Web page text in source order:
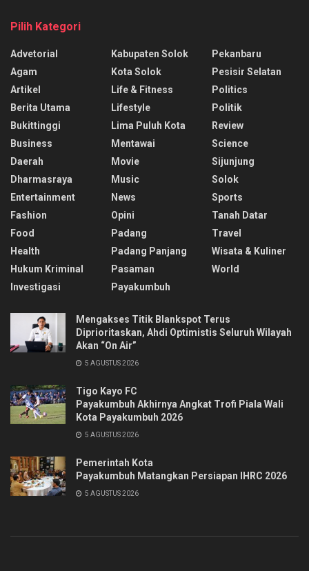
Pilih Kategori
Advetorial
Agam
Artikel
Berita Utama
Bukittinggi
Business
Daerah
Dharmasraya
Entertainment
Fashion
Food
Health
Hukum Kriminal
Investigasi
Kabupaten Solok
Kota Solok
Life & Fitness
Lifestyle
Lima Puluh Kota
Mentawai
Movie
Music
News
Opini
Padang
Padang Panjang
Pasaman
Payakumbuh
Pekanbaru
Pesisir Selatan
Politics
Politik
Review
Science
Sijunjung
Solok
Sports
Tanah Datar
Travel
Wisata & Kuliner
World
Mengakses Titik Blankspot Terus
Diprioritaskan, Ahdi Optimistis Seluruh Wilayah
Akan “On Air”
5 AGUSTUS 2026
Tigo Kayo FC
Payakumbuh Akhirnya Angkat Trofi Piala Wali
Kota Payakumbuh 2026
5 AGUSTUS 2026
Pemerintah Kota
Payakumbuh Matangkan Persiapan IHRC 2026
5 AGUSTUS 2026